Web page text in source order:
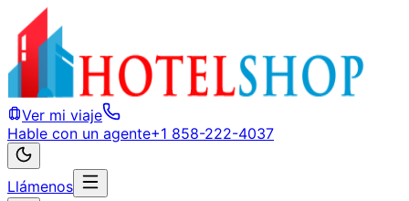
Ver mi viaje
Hable con un agente+1 858-222-4037
Llámenos